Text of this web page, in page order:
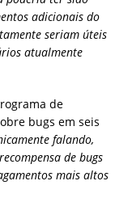
adicionais do
seriam úteis
atualmente
de
bugs em seis
falando,
de bugs
mais altos